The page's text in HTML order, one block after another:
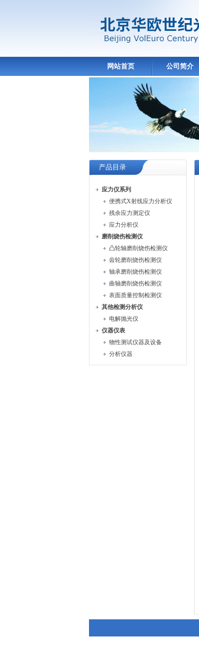
网站首页 公司简介
产品目录
应力仪系列
便携式X射线应力分析仪
残余应力测定仪
应力分析仪
磨削烧伤检测仪
凸轮轴磨削烧伤检测仪
齿轮磨削烧伤检测仪
轴承磨削烧伤检测仪
曲轴磨削烧伤检测仪
表面质量控制检测仪
其他检测分析仪
电解抛光仪
仪器仪表
物性测试仪器及设备
分析仪器